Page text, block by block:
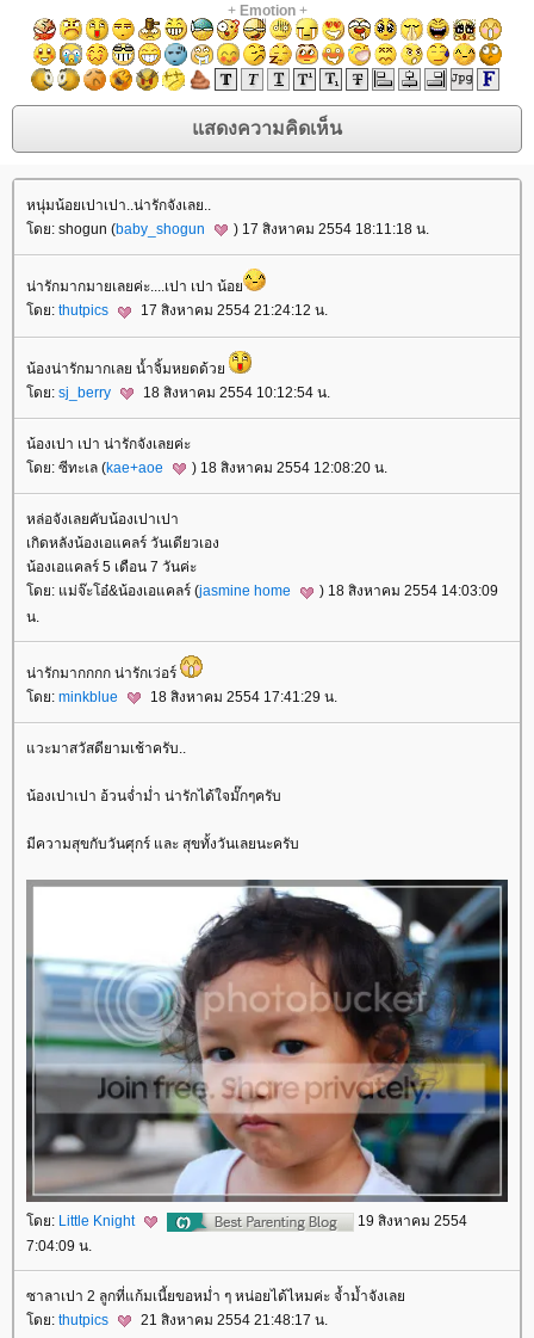
+ Emotion+
หนุ่มน้อยเปาเปา..น่ารักจังเลย..
ดย: shogun (baby_shogun ) 17 สิงหาคม 2554 18:11:18 น.
น่ารักมากมายเลยค่ะ....เปา เปา น้อ
ดย: thutpics 17 สิงหาคม 2554 21:24:12 น.
น้องน่ารักมากเลย น้ำจิ้มหยดด้ว
ดย: sj_berry 18 สิงหาคม 2554 10:12:54 น.
น้องเปา เปา น่ารักจังเลยค่ะ
ดย: ซีทะเล (kae+aoe ) 18 สิงหาคม 2554 12:08:20 น.
หล่อจังเลยคับน้องเปาเปา
เกิดหลังน้องเอแคลร์ วันเดียวเอง
น้องเอแคลร์ 5 เดือน 7 วันค่ะ
ดย: แม่จ๊ะโอ๋&น้องเอแคลร์ (jasmine home
) 18 สิงหาคม 2554 14:03:09
น.
น่ารักมากกกก น่ารักเว่อร์
ดย: minkblue 18 สิงหาคม 2554 17:41:29 น.
วะมาสวัสดียามเช้าครับ..
น้องเปาเปา อ้วนจ่ำม่ำ น่ารักได้ใจมั๊กๆครับ
มีความสุขกับวันศุกร์ และ สุขทั้งวันเลยนะครับ
ดย: Little Knight
19 สิงหาคม 2554
7:04:09 น.
ซาลาเปา 2 ลูกที่แก้มเนี้ยขอหม่ำ ๆ หน่อยได้ไหมค่ะ จ้ำม้ำจังเล
ดย: thutpics 21 สิงหาคม 2554 21:48:17 น.